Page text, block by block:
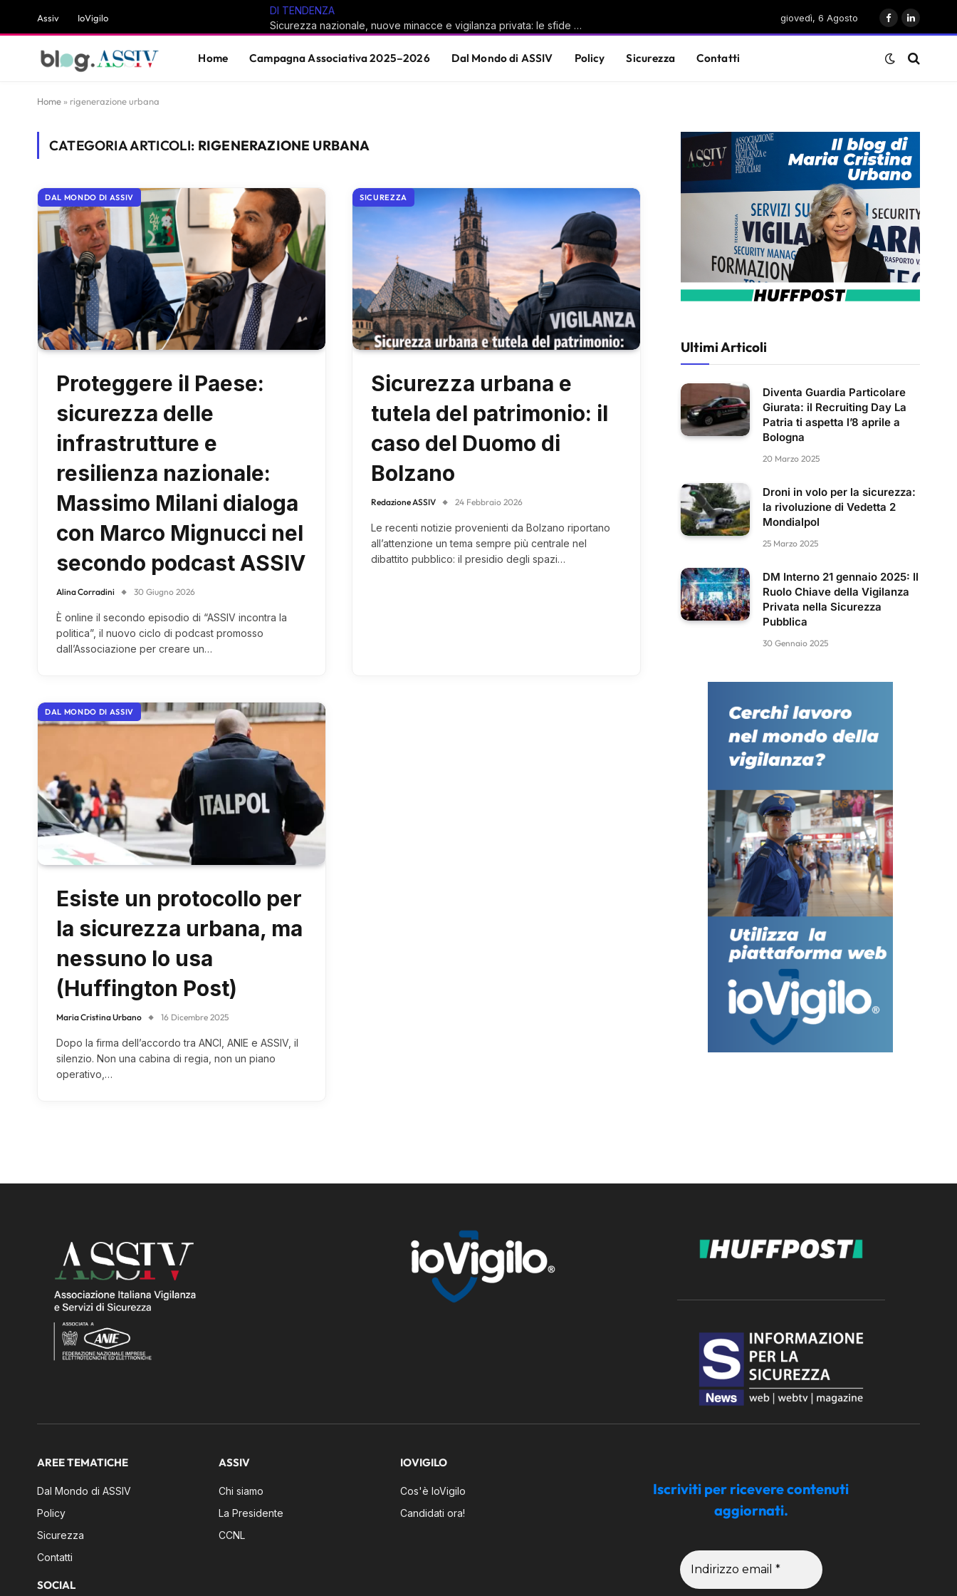
Assiv IoVigilo
DI TENDENZA
Sicurezza nazionale, nuove minacce e vigilanza privata: le sfide del sistema Paese
giovedì, 6 Agosto
Facebook
LinkedIn
Home Campagna Associativa 2025–2026 Dal Mondo di ASSIV Policy Sicurezza Contatti
Home » rigenerazione urbana
CATEGORIA ARTICOLI: RIGENERAZIONE URBANA
DAL MONDO DI ASSIV
Proteggere il Paese:
sicurezza delle
infrastrutture e
resilienza nazionale:
Massimo Milani dialoga
con Marco Mignucci nel
secondo podcast ASSIV
Alina Corradini 30 Giugno 2026
È online il secondo episodio di “ASSIV incontra la
politica”, il nuovo ciclo di podcast promosso
dall’Associazione per creare un…
SICUREZZA
Sicurezza urbana e
tutela del patrimonio: il
caso del Duomo di
Bolzano
Redazione ASSIV 24 Febbraio 2026
Le recenti notizie provenienti da Bolzano riportano
all’attenzione un tema sempre più centrale nel
dibattito pubblico: il presidio degli spazi…
DAL MONDO DI ASSIV
Esiste un protocollo per
la sicurezza urbana, ma
nessuno lo usa
(Huffington Post)
Maria Cristina Urbano 16 Dicembre 2025
Dopo la firma dell’accordo tra ANCI, ANIE e ASSIV, il
silenzio. Non una cabina di regia, non un piano
operativo,…
Ultimi Articoli
Diventa Guardia Particolare
Giurata: il Recruiting Day La
Patria ti aspetta l’8 aprile a
Bologna
20 Marzo 2025
Droni in volo per la sicurezza:
la rivoluzione di Vedetta 2
Mondialpol
25 Marzo 2025
DM Interno 21 gennaio 2025: Il
Ruolo Chiave della Vigilanza
Privata nella Sicurezza
Pubblica
30 Gennaio 2025
AREE TEMATICHE
Dal Mondo di ASSIV
Policy
Sicurezza
Contatti
SOCIAL
ASSIV
Chi siamo
La Presidente
CCNL
IOVIGILO
Cos'è IoVigilo
Candidati ora!
Iscriviti per ricevere contenuti
aggiornati.